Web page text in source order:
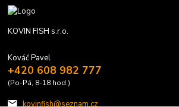
KOVIN FISH s.r.o.
Kováč Pavel
+420 608 982 777
(Po-Pá, 8-18 hod.)
kovinfish@seznam.cz